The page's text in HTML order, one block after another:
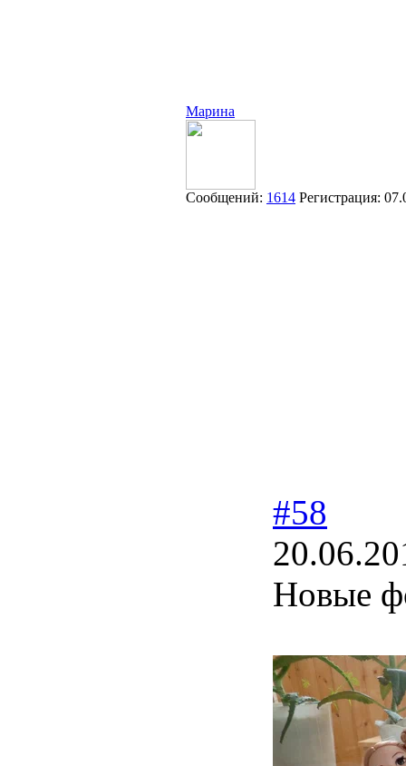
Марина
Сообщений: 1614 Регистрация:
#58
Новые